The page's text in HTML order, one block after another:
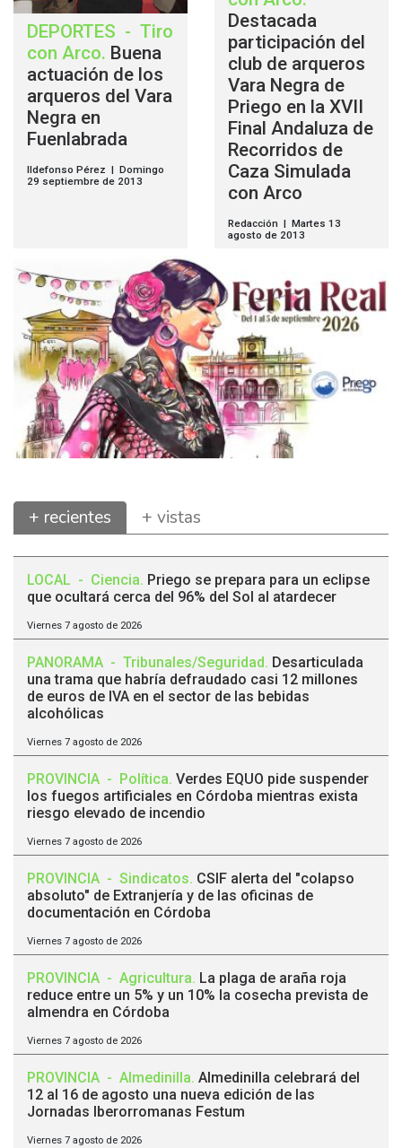
DEPORTES - Tiro
con Arco. Buena
actuación de los
arqueros del Vara
Negra en
Fuenlabrada
Ildefonso Pérez | Domingo
29 septiembre de 2013
Destacada
participación del
club de arqueros
Vara Negra de
Priego en la XVII
Final Andaluza de
Recorridos de
Caza Simulada
con Arco
Redacción | Martes 13
agosto de 2013
+ recientes + vistas
LOCAL - Ciencia. Priego se prepara para un eclipse
que ocultará cerca del 96% del Sol al atardecer
Viernes 7 agosto de 2026
PANORAMA - Tribunales/Seguridad. Desarticulada
una trama que habría defraudado casi 12 millones
de euros de IVA en el sector de las bebidas
alcohólicas
Viernes 7 agosto de 2026
PROVINCIA - Política. Verdes EQUO pide suspender
los fuegos artificiales en Córdoba mientras exista
riesgo elevado de incendio
Viernes 7 agosto de 2026
PROVINCIA - Sindicatos. CSIF alerta del "colapso
absoluto" de Extranjería y de las oficinas de
documentación en Córdoba
Viernes 7 agosto de 2026
PROVINCIA - Agricultura. La plaga de araña roja
reduce entre un 5% y un 10% la cosecha prevista de
almendra en Córdoba
Viernes 7 agosto de 2026
PROVINCIA - Almedinilla. Almedinilla celebrará del
12 al 16 de agosto una nueva edición de las
Jornadas Iberorromanas Festum
Viernes 7 agosto de 2026